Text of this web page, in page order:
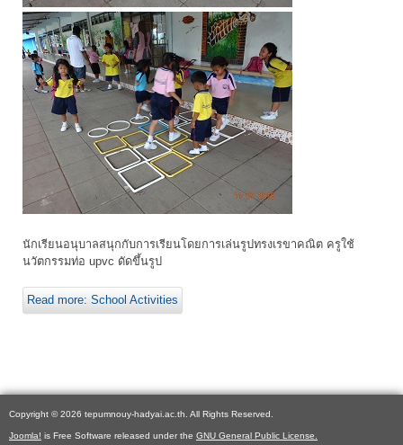
นักเรียนอนุบาลสนุกกับการเรียนโดยการเล่นรูปทรงเรขาคณิต ครูใช้
นวัตกรรมท่อ upvc ดัดขึ้นรูป
Read more: School Activities
Copyright © 2026 tepumnouy-hadyai.ac.th. All Rights Reserved.
Joomla! is Free Software released under the GNU General Public License.